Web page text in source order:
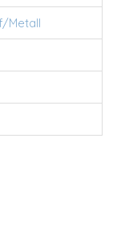
Metall